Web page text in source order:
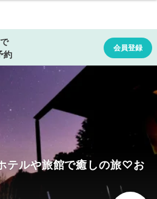
テルや旅館で癒しの旅♡お